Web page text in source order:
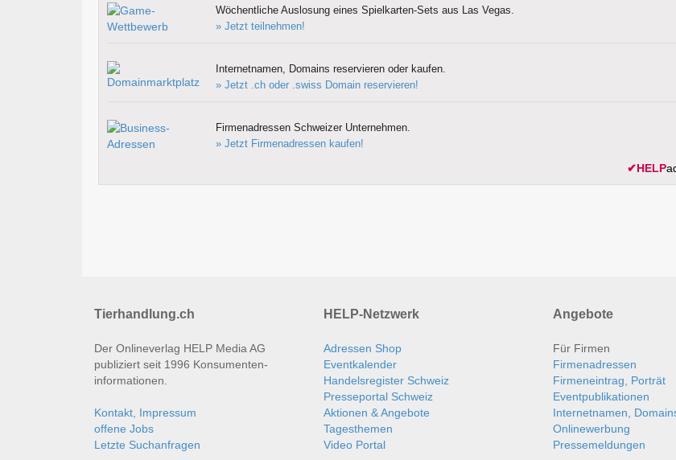
Wöchentliche Auslosung eines Spielkarten-Sets aus Las Vegas.
» Jetzt teilnehmen!
Internetnamen, Domains reservieren oder kaufen.
» Jetzt .ch oder .swiss Domain reservieren!
Firmenadressen Schweizer Unternehmen.
» Jetzt Firmenadressen kaufen!
✔HELP
Tierhandlung.ch
Der Onlineverlag HELP Media AG
publiziert seit 1996 Konsumenten­
informationen.
Kontakt, Impressum
offene Jobs
Letzte Suchanfragen
HELP-Netzwerk
Adressen Shop
Eventkalender
Handelsregister Schweiz
Presseportal Schweiz
Aktionen & Angebote
Tagesthemen
Video Portal
Angebote
Für Firmen
Firmenadressen
Firmeneintrag, Porträt
Eventpublikationen
Internetnamen,
Onlinewerbung
Pressemeldungen